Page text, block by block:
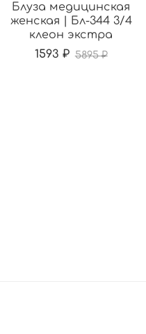
Блуза медицинская
женская | Бл-344 3/4
клеон экстра
1593 ₽ 5895 ₽